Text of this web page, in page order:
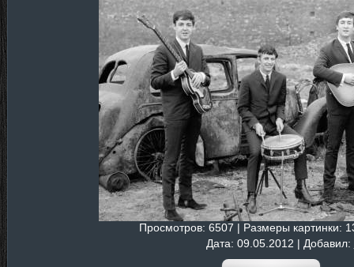
Просмотров: 6507 | Размеры картинки:
Дата: 09.05.2012 | Добавил: